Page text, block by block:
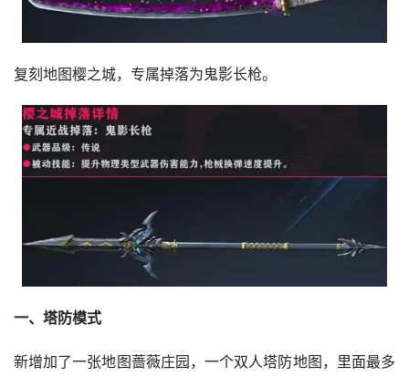
复刻地图樱之城，专属掉落为鬼影长枪。
一、塔防模式
新增加了一张地图蔷薇庄园，一个双人塔防地图，里面最多